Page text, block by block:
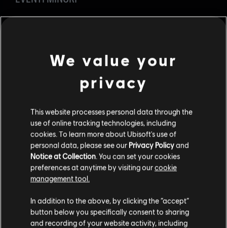
INDIETRO
Nel corso dell'anno saranno organizzati diversi Dreamhack
Per restare sempre aggiornati, visitate la pagina
Subreddit
CONTENUTO CONSIGLIATO
We value your
privacy
This website processes personal data through the
use of online tracking technologies, including
cookies. To learn more about Ubisoft's use of
personal data, please see our Privacy Policyand
Notice at Collection . You can set your cookies
preferences at anytime by visiting ourcookie
management tool.
In addition to the above, by clicking the “accept”
button below you specifically consent to sharing
and recording of your website activity, including